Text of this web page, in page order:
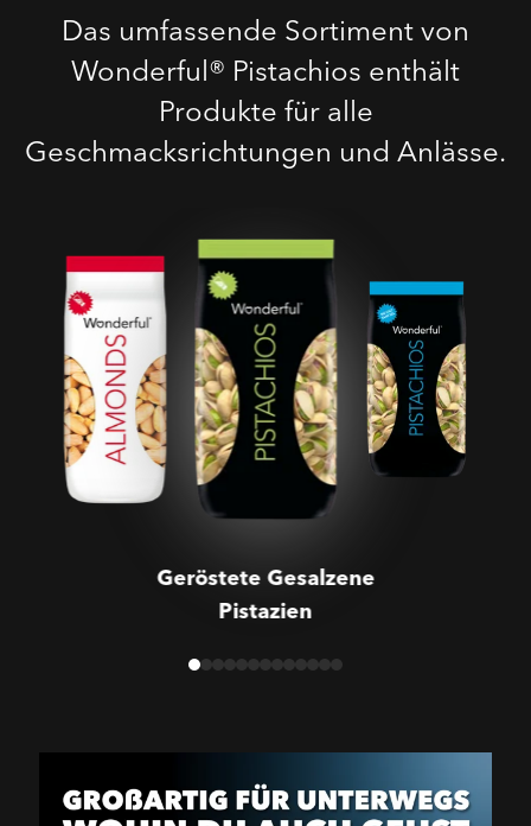
Das umfassende Sortiment von
Wonderful® Pistachios enthält
Produkte für alle
Geschmacksrichtungen und Anlässe.
Geröstete Gesalzene
Pistazien
Geröstete Gesalzene
Pistazien